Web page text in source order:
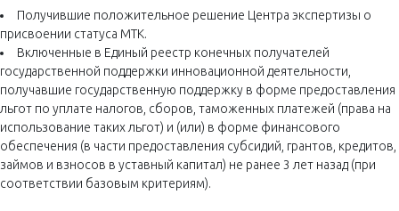
Получившие положительное решение Центра экспертизы о
присвоении статуса МТК.
Включенные в Единый реестр конечных получателей
государственной поддержки инновационной деятельности,
получавшие государственную поддержку в форме предоставления
льгот по уплате налогов, сборов, таможенных платежей (права на
использование таких льгот) и (или) в форме финансового
обеспечения (в части предоставления субсидий, грантов, кредитов,
займов и взносов в уставный капитал) не ранее 3 лет назад (при
соответствии базовым критериям).